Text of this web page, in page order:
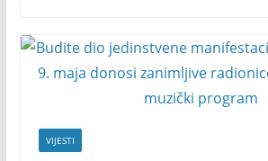
VIJESTI